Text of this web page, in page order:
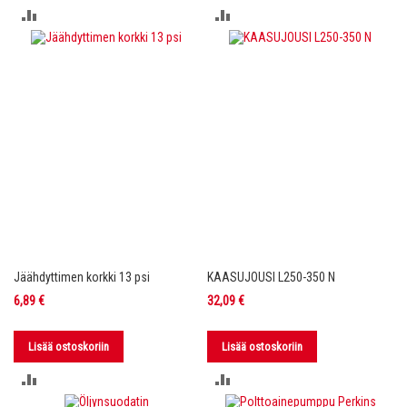
VERTAILUUN VERTAILUUN
Jäähdyttimen korkki 13 psi
6,89 €
Lisää ostoskoriin
KAASUJOUSI L250-350 N
32,09 €
Lisää ostoskoriin